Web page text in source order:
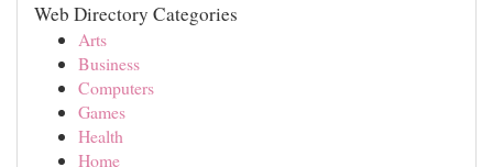
Web Directory Categories
Arts
Business
Computers
Games
Health
Home